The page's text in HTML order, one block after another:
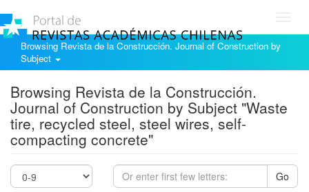
Browsing Revista de la Construcción. Journal of Construction by
Subject
Browsing Revista de la Construcción.
Journal of Construction by Subject "Waste
tire, recycled steel, steel wires, self-
compacting concrete"
Go